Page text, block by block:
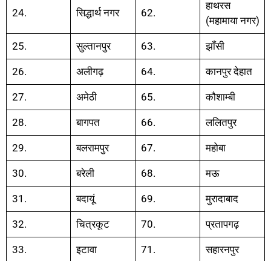
24. सिद्धार्थ नगर 62.
हाथरस
(महामाया नगर)
25. सुल्तानपुर 63. झाँसी
26. अलीगढ़ 64. कानपुर देहात
27. अमेठी 65. कौशाम्बी
28. बागपत 66. ललितपुर
29. बलरामपुर 67. महोबा
30. बरेली 68. मऊ
31. बदायूं 69. मुरादाबाद
32. चित्रकूट 70. प्रतापगढ़
33. इटावा 71. सहारनपुर